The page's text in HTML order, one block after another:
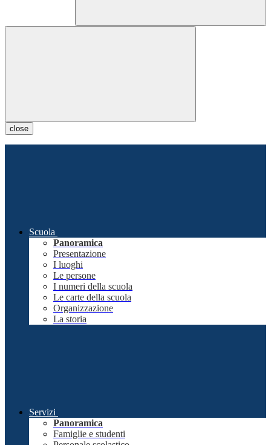
close
Scuola
Panoramica
Presentazione
I luoghi
Le persone
I numeri della scuola
Le carte della scuola
Organizzazione
La storia
Servizi
Panoramica
Famiglie e studenti